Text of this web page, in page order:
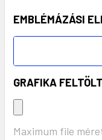
EMBLÉMÁZÁSI
GRAFIKA
Maximum file